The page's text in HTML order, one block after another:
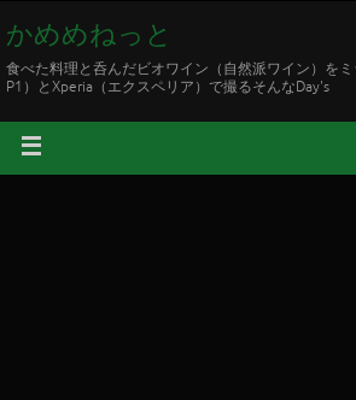
かめめねっと
食べた料理と呑んだビオワイン（自然派ワイン）を
P1）とXperia（エクスペリア）で撮るそんなDay's